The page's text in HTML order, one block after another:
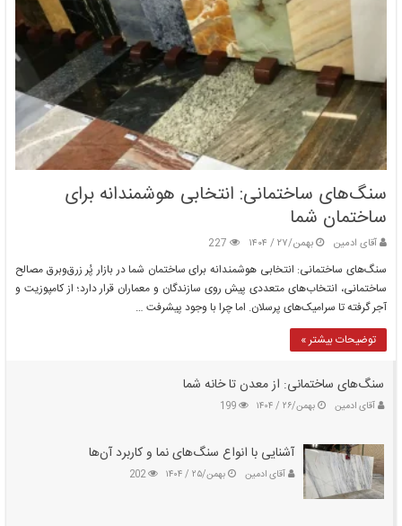
سنگ‌های ساختمانی: انتخابی هوشمندانه برای
ساختمان شما
آقای ادمین بهمن/۲۷ / ۱۴۰۴ 227
سنگ‌های ساختمانی: انتخابی هوشمندانه برای ساختمان شما در بازار پُر زرق‌وبرق مصالح
ساختمانی، انتخاب‌های متعددی پیش روی سازندگان و معماران قرار دارد؛ از کامپوزیت و
آجر گرفته تا سرامیک‌های پرسلان. اما چرا با وجود پیشرفت …
توضیحات بیشتر »
سنگ‌های ساختمانی: از معدن تا خانه شما
آقای ادمین بهمن/۲۶ / ۱۴۰۴ 199
آشنایی با انواع سنگ‌های نما و کاربرد آن‌ها
آقای ادمین بهمن/۲۵ / ۱۴۰۴ 202